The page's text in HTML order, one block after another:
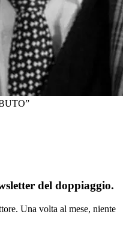
”
del doppiaggio.
Una volta al mese, niente